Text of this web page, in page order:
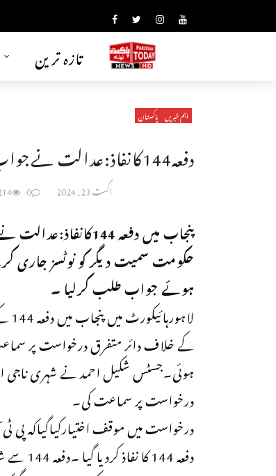
تازہ ترین
اہم خبریں پاکستان
دفعہ144کانفاذ:عدالت نےجواب طلب کرلیا
اگست 23, 2024 0
پنجاب میں دفعہ
حکومت سمیت دیگر کو نوٹسز جاری
ہوئے جواب طلب کرلیا ۔
کے خلاف دائر متفرق درخواست پر
ہوئی۔جسٹس شکیل احمد نے شہری ناجی
درخواست پر سماعت کی۔
درخواست میں موقف اختیارکیاگیاکہ پی
دفعہ 144 کا نفاذ کردیا گیا ۔دفعہ 144 سے شہریوں کے بنیادی حقوق متاثر ہورہے ہیں۔